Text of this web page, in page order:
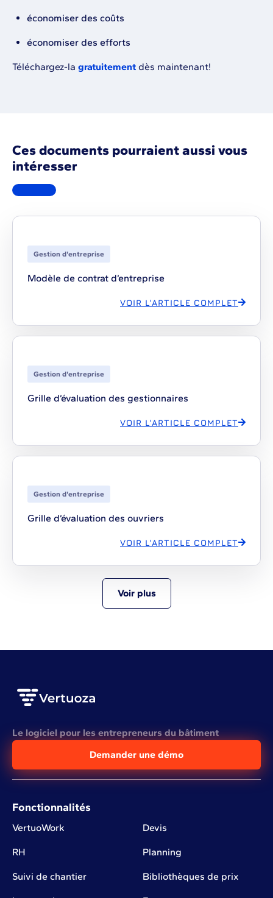
économiser des coûts
économiser des efforts
Téléchargez-la gratuitement dès maintenant!
Ces documents pourraient aussi vous
intéresser
Gestion d'entreprise
Modèle de contrat d’entreprise
VOIR L'ARTICLE COMPLET
Gestion d'entreprise
Grille d’évaluation des gestionnaires
VOIR L'ARTICLE COMPLET
Gestion d'entreprise
Grille d’évaluation des ouvriers
VOIR L'ARTICLE COMPLET
Voir plus
Le logiciel pour les entrepreneurs du bâtiment
Demander une démo
Fonctionnalités
VertuoWork Devis
RH Planning
Suivi de chantier Bibliothèques de prix